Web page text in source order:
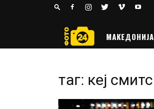
РАКОМЕТ
МАКЕДОНИЈА
таг: кеј смитс